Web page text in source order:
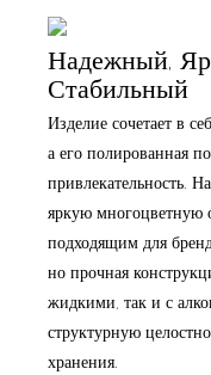
Надежный,
Стабильный
Изделие сочетает в
а его полированная
привлекательность.
яркую многоцветную
подходящим для
но прочная
жидкими, так и с
структурную
хранения.